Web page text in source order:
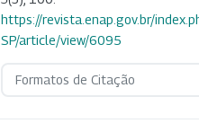
https://revista.enap.gov.br/
SP/article/view/6095
Formatos de Citação